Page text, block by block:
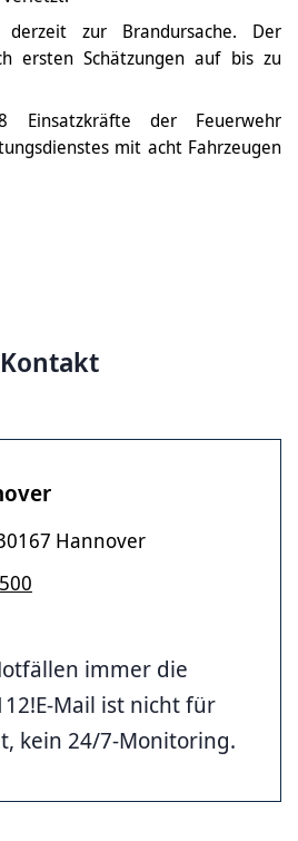
zur Brandursache. Der
ersten Schätzungen auf bis zu
Einsatzkräfte der Feuerwehr
mit acht Fahrzeugen
Kontakt
Hannover
immer die
Mail ist nicht für
kein 24/7-Monitoring.